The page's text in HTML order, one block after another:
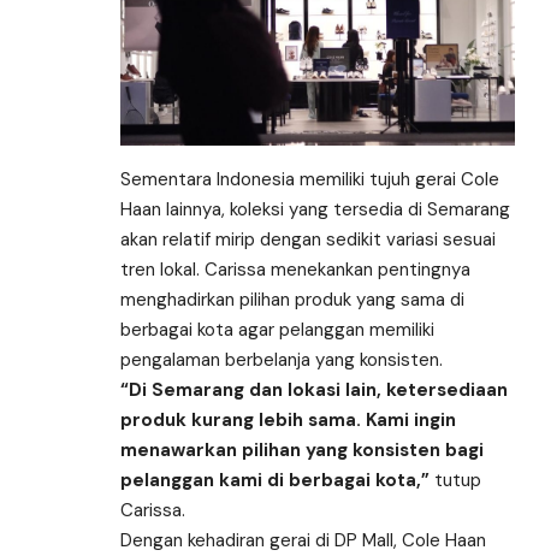
Sementara Indonesia memiliki tujuh gerai Cole
Haan lainnya, koleksi yang tersedia di Semarang
akan relatif mirip dengan sedikit variasi sesuai
tren lokal. Carissa menekankan pentingnya
menghadirkan pilihan produk yang sama di
berbagai kota agar pelanggan memiliki
pengalaman berbelanja yang konsisten.
“Di Semarang dan lokasi lain, ketersediaan
produk kurang lebih sama. Kami ingin
menawarkan pilihan yang konsisten bagi
pelanggan kami di berbagai kota,” tutup
Carissa.
Dengan kehadiran gerai di DP Mall, Cole Haan